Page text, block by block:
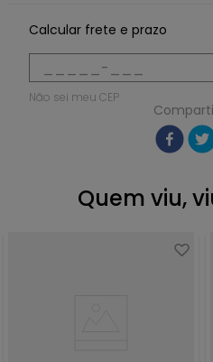
Calcular frete e prazo
Não sei meu CEP
Quem viu,